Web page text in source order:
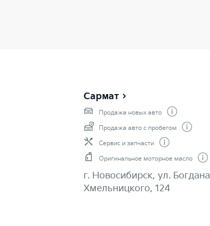
Сармат
Продажа новых авто
Продажа авто с пробегом
Сервис и запчасти
Оригинальное моторное масло
г. Новосибирск, ул. Богдана
Хмельницкого, 124